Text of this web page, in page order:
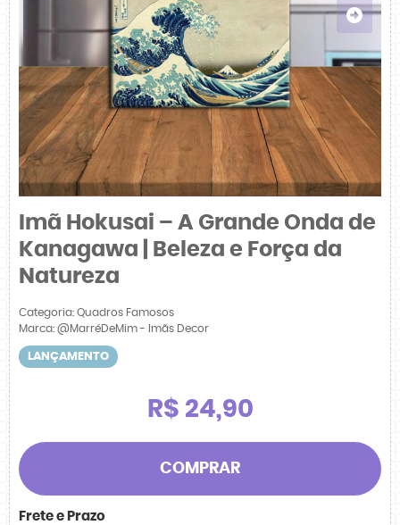
Imã Hokusai – A Grande Onda de
Kanagawa | Beleza e Força da
Natureza
Categoria: Quadros Famosos
Marca: @MarréDeMim - Imãs Decor
LANÇAMENTO
R$ 24,90
COMPRAR
Frete e Prazo